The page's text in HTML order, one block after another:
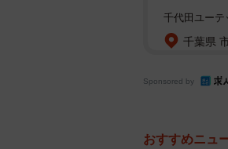
千代田ユーテ
千葉県
Sponsored by
おすすめニュ